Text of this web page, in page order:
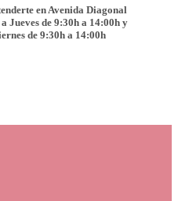
en Avenida Diagonal
Jueves de 9:30h a 14:00h y
de 9:30h a 14:00h